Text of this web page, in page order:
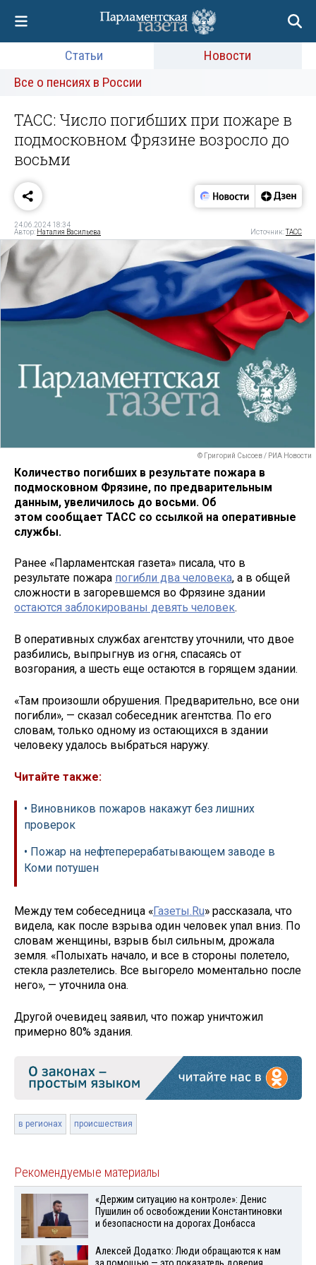
Статьи
Новости
Все о пенсиях в России
ТАСС: Число погибших при пожаре в
подмосковном Фрязине возросло до
восьми
24.06.2024 18:34
Автор: Наталия Васильева Источник:ТАСС
© Григорий Сысоев / РИА Новости
Количество погибших в результате пожара в
подмосковном Фрязине, по предварительным
данным, увеличилось до восьми. Об
этом сообщает ТАСС со ссылкой на оперативные
службы.
Ранее «Парламентская газета» писала, что в
результате пожара погибли два человека, а в общей
сложности в загоревшемся во Фрязине здании
остаются заблокированы девять человек.
В оперативных службах агентству уточнили, что двое
разбились, выпрыгнув из огня, спасаясь от
возгорания, а шесть еще остаются в горящем здании.
«Там произошли обрушения. Предварительно, все они
погибли», — сказал собеседник агентства. По его
словам, только одному из остающихся в здании
человеку удалось выбраться наружу.
Читайте также:
• Виновников пожаров накажут без лишних
проверок
• Пожар на нефтеперерабатывающем заводе в
Коми потушен
Между тем собеседница «Газеты.Ru» рассказала, что
видела, как после взрыва один человек упал вниз. По
словам женщины, взрыв был сильным, дрожала
земля. «Полыхать начало, и все в стороны полетело,
стекла разлетелись. Все выгорело моментально после
него», — уточнила она.
Другой очевидец заявил, что пожар уничтожил
примерно 80% здания.
в регионах происшествия
Рекомендуемые материалы
«Держим ситуацию на контроле»: Денис
Пушилин об освобождении Константиновки
и безопасности на дорогах Донбасса
Алексей Додатко: Люди обращаются к нам